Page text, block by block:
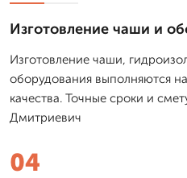
Изготовление чаши и
Изготовление чаши,
оборудования выполняются
качества. Точные сроки и
Дмитриевич
04